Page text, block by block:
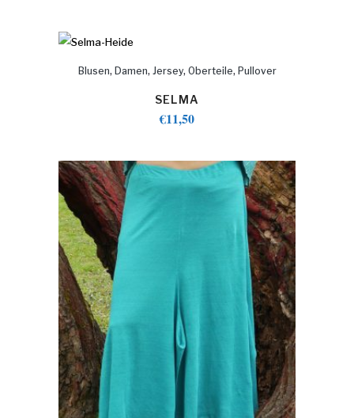
Blusen, Damen, Jersey, Oberteile, Pullover
SELMA
€11,50